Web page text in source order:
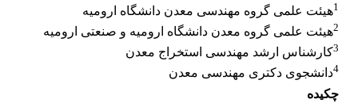
1هیئت علمی گروه مهندسی معدن دانشگاه ارومیه
2هیئت علمی گروه معدن دانشگاه ارومیه و صنعتی ارومیه
3کارشناس ارشد مهندسی استخراج معدن
4دانشجوی دکتری مهندسی معدن
چکیده